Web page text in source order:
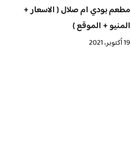
مطعم بودي ام صلال ( الاسعار +
المنيو + الموقع )
19 أكتوبر، 2021